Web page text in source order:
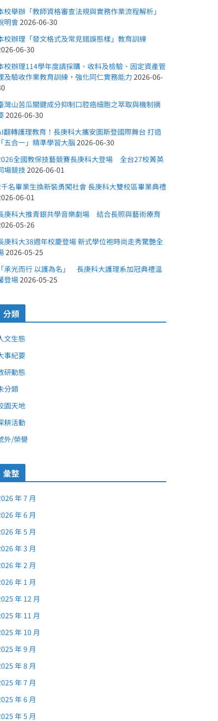
校舉辦「教師資格審查法規與實務作業流程解析」
明會2026-06-30
校辦理「發文格式及常見錯誤態樣」教育訓練
06-30
校辦理114學年度請採購、收料及檢驗、固定資產管
及驗收作業教育訓練，強化同仁實務能力 2026-06-
灣山苦瓜關鍵成分抑制口腔癌細胞之萃取與機制摘
2026-06-30
翻轉護理教育！長庚科大攜安圖斯登國際舞台 打造
「五合一」精準學習大腦 2026-06-30
全國教保技藝競賽長庚科大登場 全台27校菁英
場競技 2026-06-01
名畢業生換新裝勇闖社會 長庚科大雙校區畢業典禮
06-01
庚科大推青銀共學音樂劇場 結合長照與藝術療育
05-26
庚科大38週年校慶登場 新式學位袍時尚走秀驚艷全
2026-05-25
「承光而行 以護為名」 長庚科大護理系加冠典禮溫
登場2026-05-25
分類
文生態
事紀要
研動態
分類
園天地
耕活動
外/榮譽
彙整
年 7 月
年 6 月
年 5 月
年 3 月
年 2 月
年 1 月
年 12 月
年 11 月
年 10 月
年 9 月
年 8 月
年 7 月
年 6 月
年 5 月